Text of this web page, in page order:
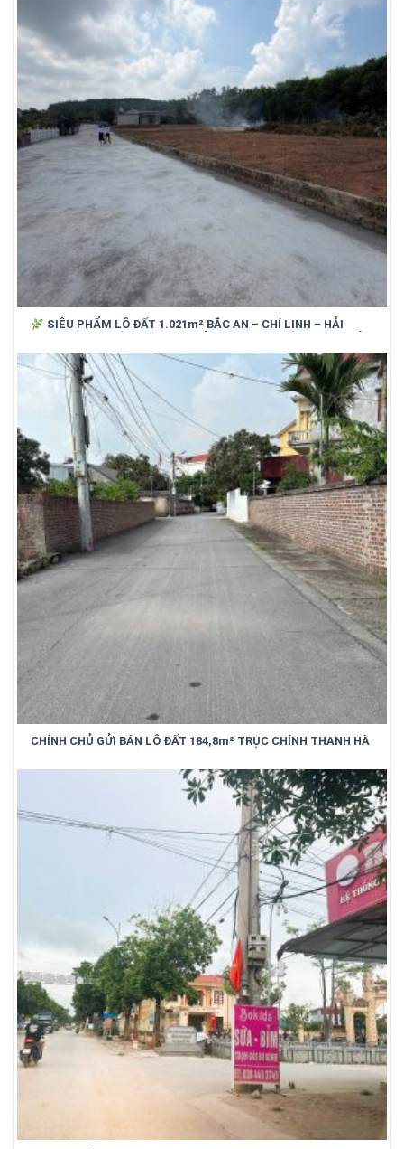
SIÊU PHẨM LÔ ĐẤT 1.021m² BẮC AN – CHÍ LINH – HẢI
CHÍNH CHỦ GỬI BÁN LÔ ĐẤT 184,8m² TRỤC CHÍNH THANH HÀ